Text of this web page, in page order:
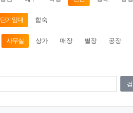
단기임대 합숙
사무실 상가 매장 별장 공장